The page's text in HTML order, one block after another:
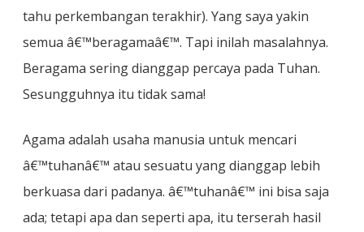
tahu perkembangan terakhir). Yang saya yakin
semua â€™beragamaâ€™. Tapi inilah masalahnya.
Beragama sering dianggap percaya pada Tuhan.
Sesungguhnya itu tidak sama!
Agama adalah usaha manusia untuk mencari
â€™tuhanâ€™ atau sesuatu yang dianggap lebih
berkuasa dari padanya. â€™tuhanâ€™ ini bisa saja
ada; tetapi apa dan seperti apa, itu terserah hasil